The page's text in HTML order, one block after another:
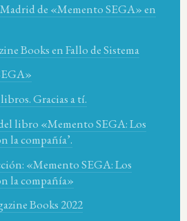
de «Memento SEGA» en
Books en Fallo de Sistema
Gracias a tí.
libro «Memento SEGA: Los
la compañía’.
«Memento SEGA: Los
la compañía»
Books 2022